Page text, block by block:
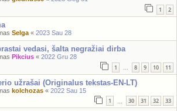
1 2
Selga « 2023 Sau 28
vedasi, šalta negražiai dirba
Pikcius « 2022 Gru 28
1 … 8 9 10 11
užrašai (Originalus tekstas-EN-LT)
kolchozas « 2022 Sau 15
1 30 31 32 33